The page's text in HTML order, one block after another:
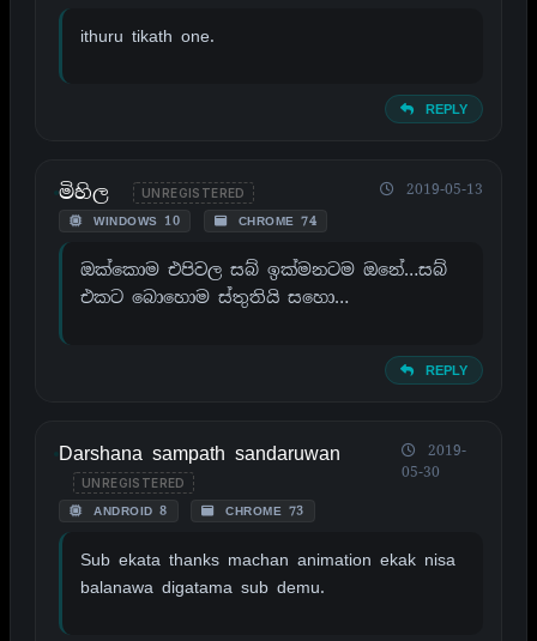
ithuru tikath one.
REPLY
මිහිල UNREGISTERED
WINDOWS 10 CHROME 74
2019-05-13
ඔක්කොම එපිවල සබ් ඉක්මනටම ඔනේ…සබ්
එකට බොහොම ස්තුතියි සහො…
REPLY
Darshana sampath sandaruwan
UNREGISTERED
ANDROID 8 CHROME 73
2019-
05-30
Sub ekata thanks machan animation ekak nisa
balanawa digatama sub demu.